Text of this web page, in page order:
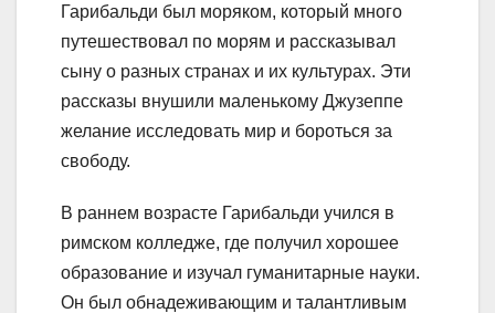
Гарибальди был моряком, который много
путешествовал по морям и рассказывал
сыну о разных странах и их культурах. Эти
рассказы внушили маленькому Джузеппе
желание исследовать мир и бороться за
свободу.
В раннем возрасте Гарибальди учился в
римском колледже, где получил хорошее
образование и изучал гуманитарные науки.
Он был обнадеживающим и талантливым